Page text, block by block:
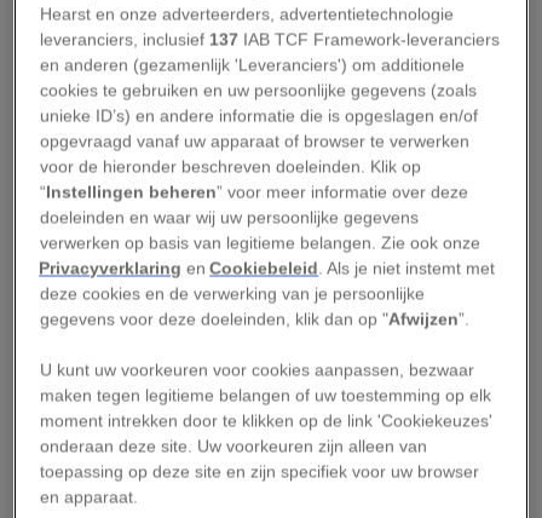
vaststelt, om de vis officieel uitgestorven te
verklaren.
Er bestaan waarschijnlijk nog dertien andere
soorten voelsprietvissen, hoewel zeven van die
soorten niet meer zijn gezien sinds 2000 of zelfs
daarvoor. De vissen worden in het Engels
‘handfish’ genoemd omdat ze op de zeebodem
steunen op vinnen die eruit zien als kleine
handjes, waarmee de dieren over de bodem
categorieën als bedreigd, ernstig bedreigd of ‘te
weinig gegevens’. Dit laatste betekent dat er
onvoldoende informatie beschikbaar is om hun
status vast te stellen.
Hearst en onze adverteerders, advertentietechnologie
leveranciers, inclusief 137 IAB TCF Framework-leveranciers
en anderen (gezamenlijk 'Leveranciers') om additionele
cookies te gebruiken en uw persoonlijke gegevens (zoals
unieke ID’s) en andere informatie die is opgeslagen en/of
opgevraagd vanaf uw apparaat of browser te verwerken
voor de hieronder beschreven doeleinden. Klik op
“Instellingen beheren” voor meer informatie over deze
doeleinden en waar wij uw persoonlijke gegevens
verwerken op basis van legitieme belangen. Zie ook onze
Privacyverklaring enCookiebeleid. Als je niet instemt met
deze cookies en de verwerking van je persoonlijke
gegevens voor deze doeleinden, klik dan op "Afwijzen”.
U kunt uw voorkeuren voor cookies aanpassen, bezwaar
maken tegen legitieme belangen of uw toestemming op elk
moment intrekken door te klikken op de link 'Cookiekeuzes'
onderaan deze site. Uw voorkeuren zijn alleen van
toepassing op deze site en zijn specifiek voor uw browser
en apparaat.